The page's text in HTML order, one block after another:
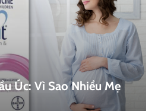
Úc: Vì Sao Nhiều Mẹ